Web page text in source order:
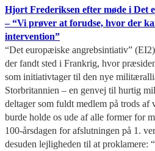
Hjort Frederiksen efter møde i Det
– “Vi prøver at forudse, hvor der
intervention”
“Det europæiske angrebsintiativ”
der fandt sted i Frankrig, hvor
som initiativtager til den nye
Storbritannien – en genvej til hurtig
deltager som fuldt medlem på trods af
burde holde os ude af alle former for
100-årsdagen for afslutningen på 1.
desuden lejligheden til at proklamere: